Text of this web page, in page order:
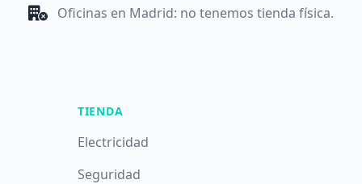
Oficinas en Madrid: no tenemos tienda física.
TIENDA
Electricidad
Seguridad